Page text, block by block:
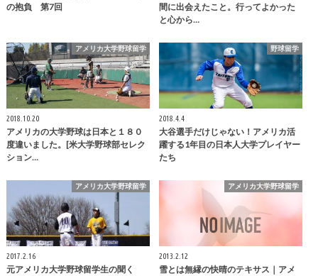
の抱負 第7回
間に出会えたこと。行ってよかった
と心から…
アメリカ大学野球留学
2018.10.20
アメリカの大学野球は日本と１８０
度違いました。[米大学野球部セレク
ション…
野球留学
2018.4.4
大谷選手だけじゃない！アメリカ活
躍する1年目の日本人大学プレイヤー
たち
アメリカ大学野球留学
2017.2.16
元アメリカ大学野球留学生の聞く
アメリカ大学野球留学
2013.2.12
雪とは無縁の快晴のテキサス｜アメ